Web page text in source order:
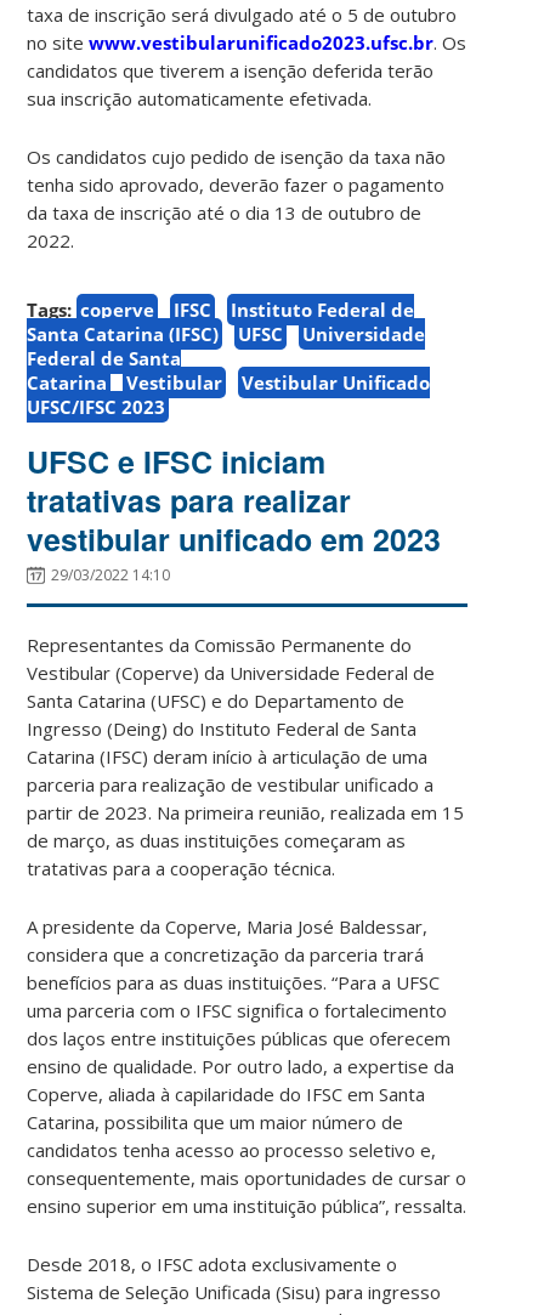
taxa de inscrição será divulgado até o 5 de outubro
no sitewww.vestibularunificado2023.ufsc.br. Os
candidatos que tiverem a isenção deferida terão
sua inscrição automaticamente efetivada.
Os candidatos cujo pedido de isenção da taxa não
tenha sido aprovado, deverão fazer o pagamento
da taxa de inscrição até o dia 13 de outubro de
2022.
Tags: coperve IFSC
Instituto Federal de
Santa Catarina (IFSC)
UFSC
Universidade
Federal de Santa
Catarina
Vestibular
Vestibular Unificado
UFSC/IFSC 2023
UFSC e IFSC iniciam
tratativas para realizar
vestibular unificado em 2023
29/03/2022 14:10
Representantes da Comissão Permanente do
Vestibular (Coperve) da Universidade Federal de
Santa Catarina (UFSC) e do Departamento de
Ingresso (Deing) do Instituto Federal de Santa
Catarina (IFSC) deram início à articulação de uma
parceria para realização de vestibular unificado a
partir de 2023. Na primeira reunião, realizada em 15
de março, as duas instituições começaram as
tratativas para a cooperação técnica.
A presidente da Coperve, Maria José Baldessar,
considera que a concretização da parceria trará
benefícios para as duas instituições. “Para a UFSC
uma parceria com o IFSC significa o fortalecimento
dos laços entre instituições públicas que oferecem
ensino de qualidade. Por outro lado, a expertise da
Coperve, aliada à capilaridade do IFSC em Santa
Catarina, possibilita que um maior número de
candidatos tenha acesso ao processo seletivo e,
consequentemente, mais oportunidades de cursar o
ensino superior em uma instituição pública”, ressalta.
Desde 2018, o IFSC adota exclusivamente o
Sistema de Seleção Unificada (Sisu) para ingresso